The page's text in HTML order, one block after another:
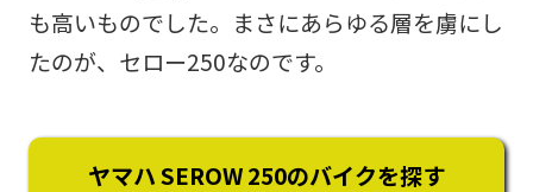
も高いものでした。まさにあらゆる層を虜にし
たのが、セロー250なのです。
ヤマハ SEROW 250のバイクを探す